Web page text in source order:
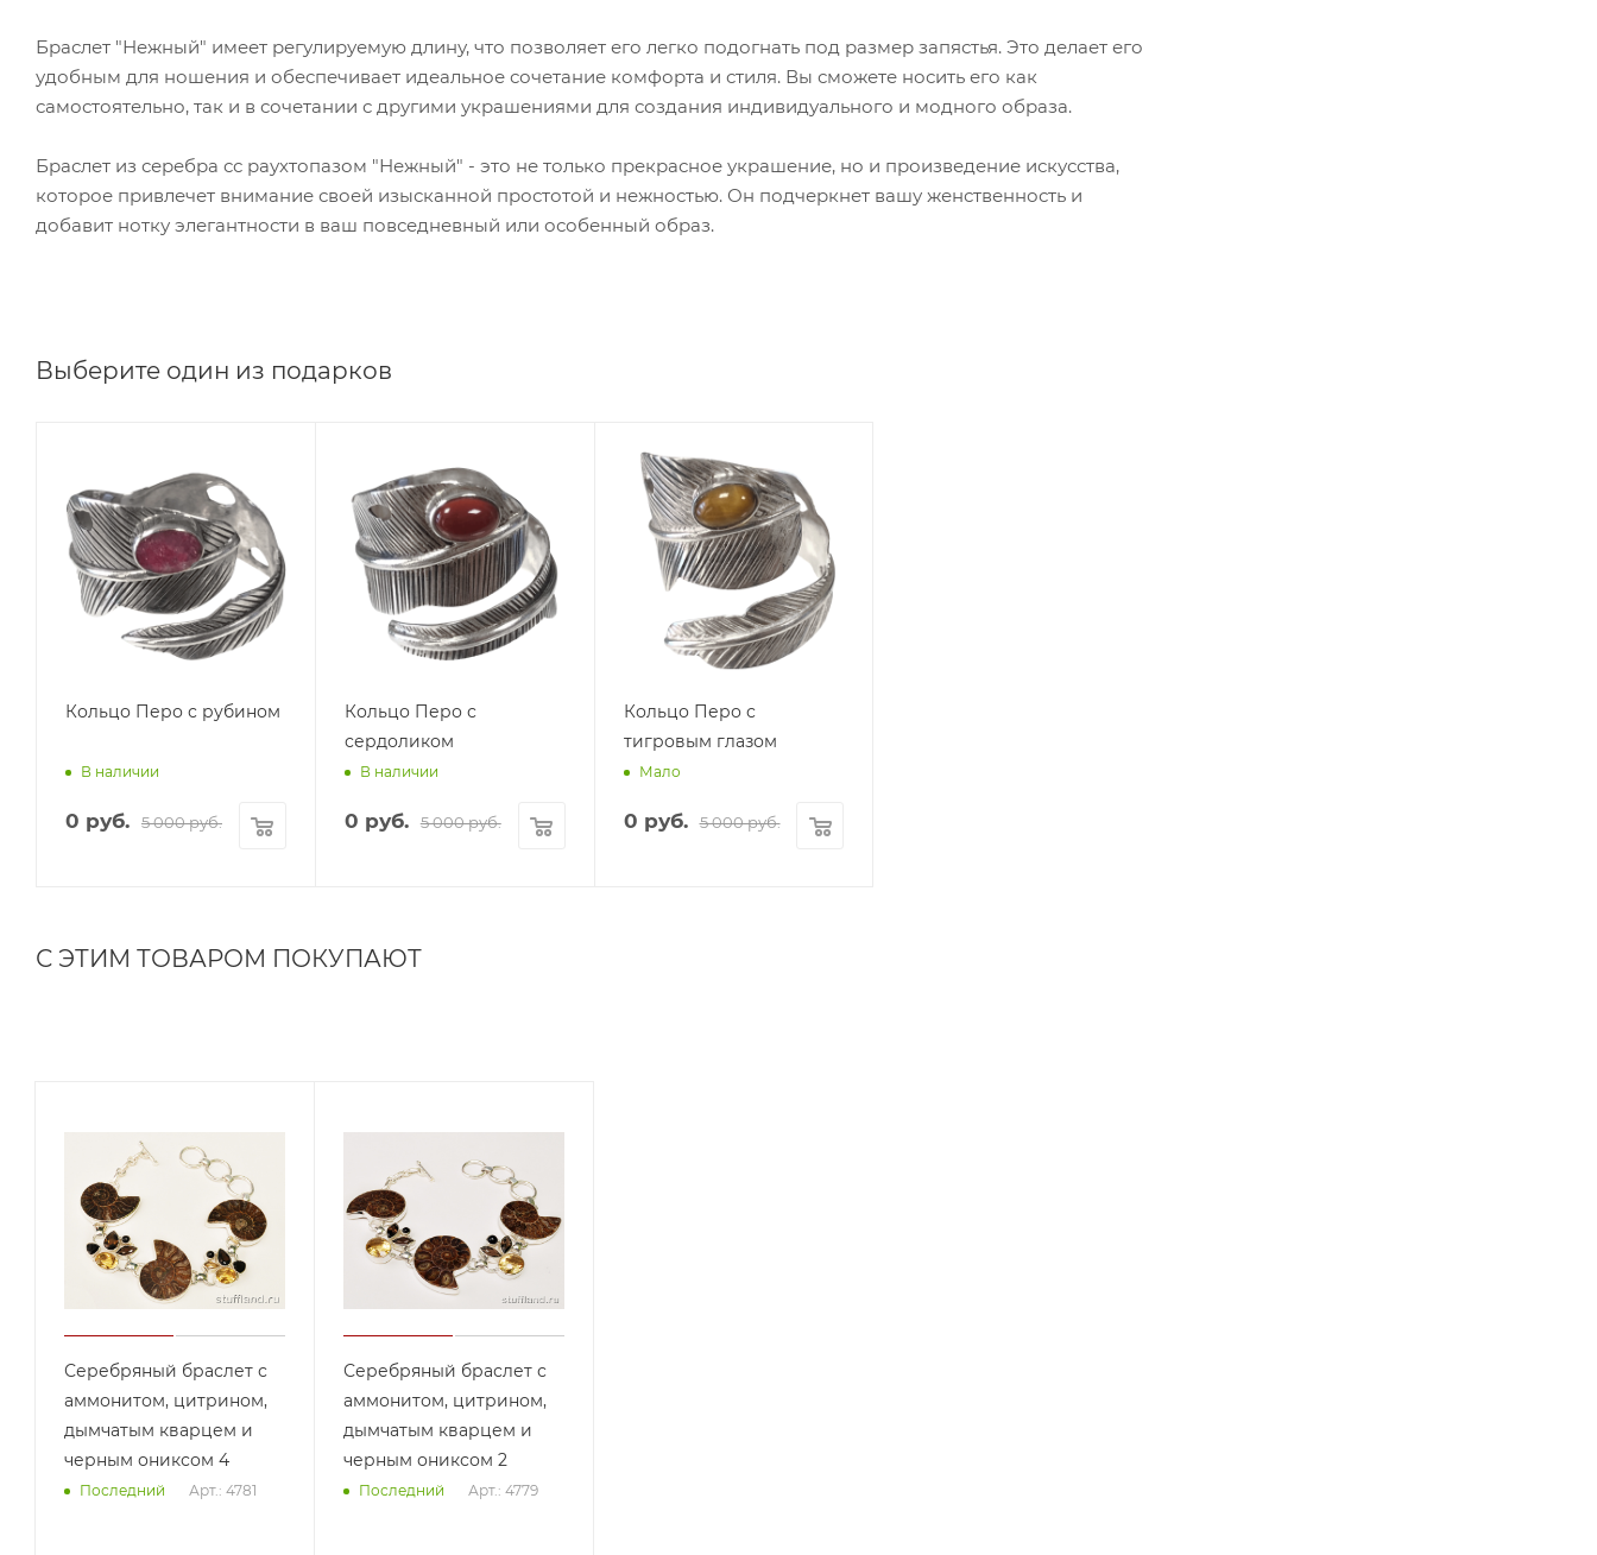
Браслет "Нежный" имеет регулируемую длину, что позволяет его легко подогнать под размер запястья. Это делает его
удобным для ношения и обеспечивает идеальное сочетание комфорта и стиля. Вы сможете носить его как
самостоятельно, так и в сочетании с другими украшениями для создания индивидуального и модного образа.
Браслет из серебра сс раухтопазом "Нежный" - это не только прекрасное украшение, но и произведение искусства,
которое привлечет внимание своей изысканной простотой и нежностью. Он подчеркнет вашу женственность и
добавит нотку элегантности в ваш повседневный или особенный образ.
Выберите один из подарков
Кольцо Перо с рубином
В наличии
0 руб. 5 000 руб.
Кольцо Перо с
сердоликом
В наличии
0 руб. 5 000 руб.
Кольцо Перо с
тигровым глазом
Мало
0 руб. 5 000 руб.
С ЭТИМ ТОВАРОМ ПОКУПАЮТ
Серебряный браслет с
аммонитом, цитрином,
дымчатым кварцем и
черным ониксом 4
Последний Арт.: 4781
Серебряный браслет с
аммонитом, цитрином,
дымчатым кварцем и
черным ониксом 2
Последний Арт.: 4779